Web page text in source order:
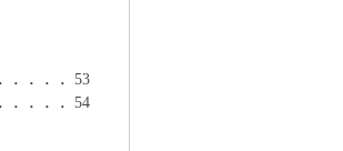
．．．．53
．．．．54